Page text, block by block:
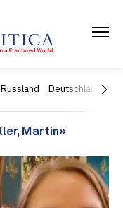
Russland Deutschland
Martin»